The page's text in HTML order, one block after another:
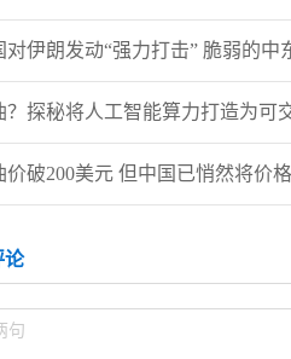
对伊朗发动“强力打击” 脆弱的中
？探秘将人工智能算力打造为可
价破200美元 但中国已悄然将价
论
句